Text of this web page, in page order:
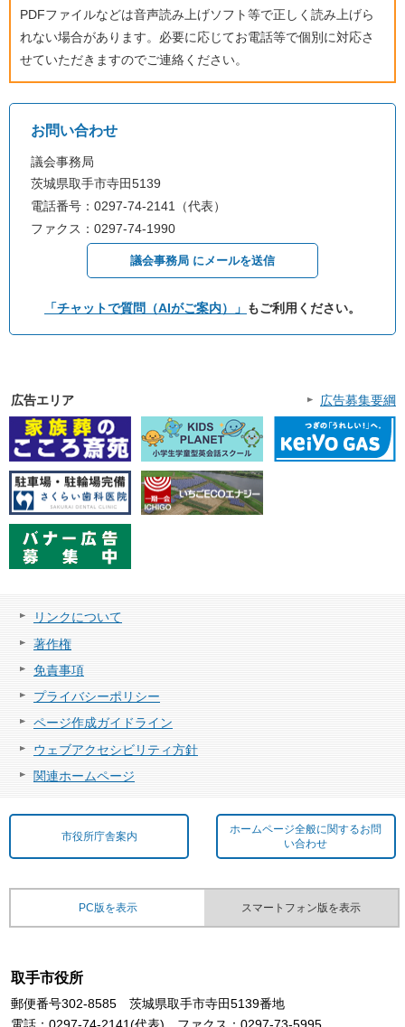
PDFファイルなどは音声読み上げソフト等で正しく読み上げら
れない場合があります。必要に応じてお電話等で個別に対応さ
せていただきますのでご連絡ください。
お問い合わせ
議会事務局
茨城県取手市寺田5139
電話番号：0297-74-2141（代表）
ファクス：0297-74-1990
議会事務局 にメールを送信
「チャットで質問（AIがご案内）」 もご利用ください。
広告エリア 広告募集要綱
リンクについて
著作権
免責事項
プライバシーポリシー
ページ作成ガイドライン
ウェブアクセシビリティ方針
関連ホームページ
市役所庁舎案内
ホームページ全般に関するお問
い合わせ
PC版を表示 スマートフォン版を表示
取手市役所
郵便番号302-8585 茨城県取手市寺田5139番地